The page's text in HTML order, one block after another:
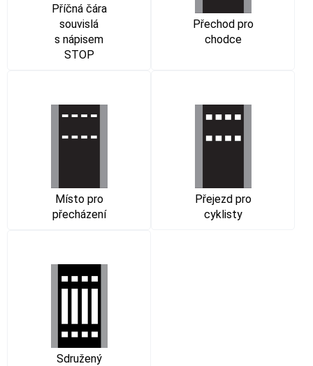
Příčná čára
souvislá
s nápisem
STOP
Přechod pro
chodce
Místo pro
přecházení
Přejezd pro
cyklisty
Sdružený